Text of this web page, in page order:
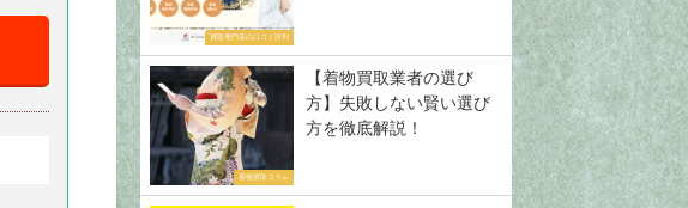
買取専門店の口コミ評判
着物買取コラム
【着物買取業者の選び
方】失敗しない賢い選び
方を徹底解説！